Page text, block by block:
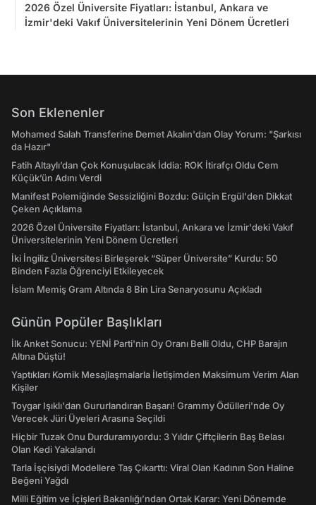
2026 Özel Üniversite Fiyatları: İstanbul, Ankara ve
İzmir'deki Vakıf Üniversitelerinin Yeni Dönem Ücretleri
Son Eklenenler
Mohamed Salah Transferine Demet Akalın'dan Olay Yorum: "Şarkısı
da Hazır"
Fatih Altaylı’dan Çok Konuşulacak İddia: ROK İtirafçı Oldu Cem
Küçük’ün Adını Verdi
Manifest Polemiğinde Sessizliğini Bozdu: Gülçin Ergül'den Dikkat
Çeken Açıklama
2026 Özel Üniversite Fiyatları: İstanbul, Ankara ve İzmir'deki Vakıf
Üniversitelerinin Yeni Dönem Ücretleri
İki İngiliz Üniversitesi Birleşerek “Süper Üniversite” Kurdu: 50
Binden Fazla Öğrenciyi Etkileyecek
İslam Memiş Gram Altında 8 Bin Lira Senaryosunu Açıkladı
Günün Popüler Başlıkları
İlk Anket Sonucu: YENİ Parti'nin Oy Oranı Belli Oldu, CHP Barajın
Altına Düştü!
Yaptıkları Komik Mesajlaşmalarla İletişimden Maksimum Verim Alan
Kişiler
Toygar Işıklı'dan Gururlandıran Başarı! Grammy Ödülleri'nde Oy
Verecek Jüri Üyeleri Arasına Seçildi
Hiçbir Tuzak Onu Durduramıyordu: 3 Yıldır Çiftçilerin Baş Belası
Olan Kedi Yakalandı
Tarla İşçisiydi Modellere Taş Çıkarttı: Viral Olan Kadının Son Haline
Beğeni Yağdı
Milli Eğitim ve İçişleri Bakanlığı’ndan Ortak Karar: Yeni Dönemde